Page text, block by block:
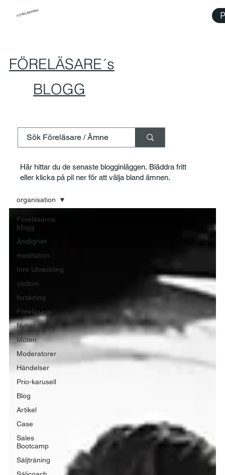
FÖRELÄSARNA
FÖRELÄSARE´s
BLOGG
Här hittar du de senaste blogginläggen. Bläddra fritt
eller klicka på pil ner för att välja bland ämnen.
Föreläsarna
blogg
Andlighet
meditation
Inre Utveckling
visdom
forskning
Föreläsare
Nyhet
Möten
Moderatorer
Händelser
Prio-karusell
Blog
Artikel
Case
Sales
Bootcamp
Säljträning
organisation